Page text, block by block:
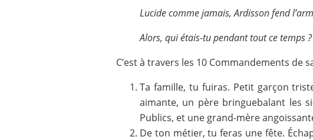
Lucide comme jamais, Ardisson fend
Alors, qui étais-tu pendant tout ce temps ?
C’est à travers les 10 Commandements de
Ta famille, tu fuiras. Petit garçon
aimante, un père bringuebalant les
Publics, et une grand-mère
De ton métier, tu feras une fête.